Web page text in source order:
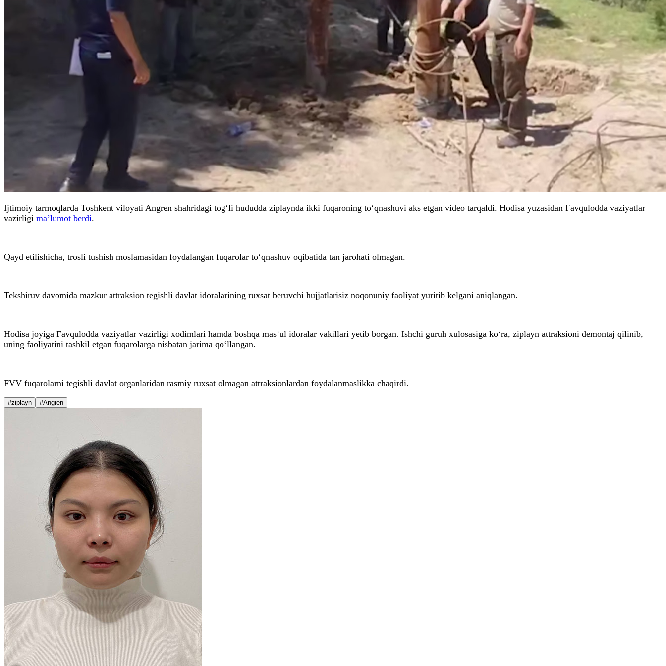
Ijtimoiy tarmoqlarda Toshkent viloyati Angren shahridagi tog‘li hududda ziplaynda ikki fuqaroning to‘qnashuvi aks etgan video tarqaldi. Hodisa yuzasidan Favqulodda vaziyatlar
vazirligi ma’lumot berdi.
Qayd etilishicha, trosli tushish moslamasidan foydalangan fuqarolar to‘qnashuv oqibatida tan jarohati olmagan.
Tekshiruv davomida mazkur attraksion tegishli davlat idoralarining ruxsat beruvchi hujjatlarisiz noqonuniy faoliyat yuritib kelgani aniqlangan.
Hodisa joyiga Favqulodda vaziyatlar vazirligi xodimlari hamda boshqa mas’ul idoralar vakillari yetib borgan. Ishchi guruh xulosasiga ko‘ra, ziplayn attraksioni demontaj qilinib,
uning faoliyatini tashkil etgan fuqarolarga nisbatan jarima qo‘llangan.
FVV fuqarolarni tegishli davlat organlaridan rasmiy ruxsat olmagan attraksionlardan foydalanmaslikka chaqirdi.
#ziplayn #Angren